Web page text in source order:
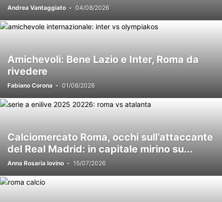
Andrea Vantaggiato - 04/08/2026
Amichevoli: Bene Lazio e Inter, Roma da
rivedere
Fabiano Corona - 01/08/2026
Calciomercato Roma, occhi sull’attaccante
del Real Madrid: in capitale mirino su...
Anna Rosaria Iovino - 15/07/2026